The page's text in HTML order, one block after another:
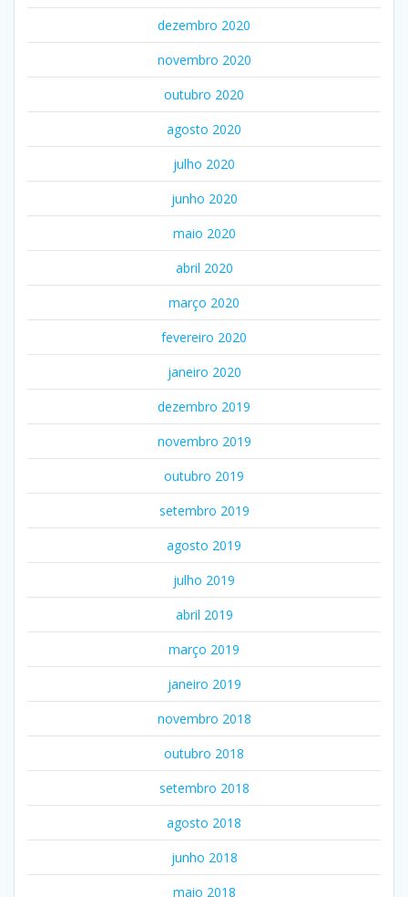
dezembro 2020
novembro 2020
outubro 2020
agosto 2020
julho 2020
junho 2020
maio 2020
abril 2020
março 2020
fevereiro 2020
janeiro 2020
dezembro 2019
novembro 2019
outubro 2019
setembro 2019
agosto 2019
julho 2019
abril 2019
março 2019
janeiro 2019
novembro 2018
outubro 2018
setembro 2018
agosto 2018
junho 2018
maio 2018